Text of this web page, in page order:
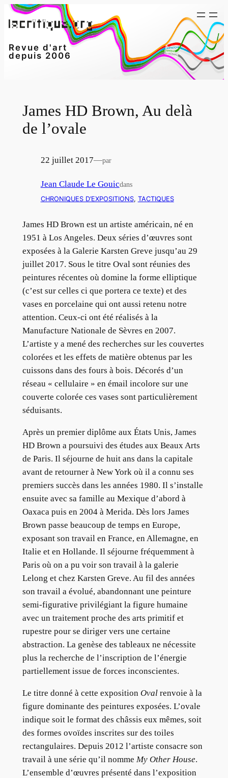
Aller
au
Revue d'art
depuis 2006
James HD Brown, Au delà
de l’ovale
22 juillet 2017—par
Jean Claude Le Gouicdans
CHRONIQUES D’EXPOSITIONS, TACTIQUES
James HD Brown est un artiste américain, né en
1951 à Los Angeles. Deux séries d’œuvres sont
exposées à la Galerie Karsten Greve jusqu’au 29
juillet 2017. Sous le titre Oval sont réunies des
peintures récentes où domine la forme elliptique
(c’est sur celles ci que portera ce texte) et des
vases en porcelaine qui ont aussi retenu notre
attention. Ceux-ci ont été réalisés à la
Manufacture Nationale de Sèvres en 2007.
L’artiste y a mené des recherches sur les couvertes
colorées et les effets de matière obtenus par les
cuissons dans des fours à bois. Décorés d’un
réseau « cellulaire » en émail incolore sur une
couverte colorée ces vases sont particulièrement
séduisants.
Après un premier diplôme aux États Unis, James
HD Brown a poursuivi des études aux Beaux Arts
de Paris. Il séjourne de huit ans dans la capitale
avant de retourner à New York où il a connu ses
premiers succès dans les années 1980. Il s’installe
ensuite avec sa famille au Mexique d’abord à
Oaxaca puis en 2004 à Merida. Dès lors James
Brown passe beaucoup de temps en Europe,
exposant son travail en France, en Allemagne, en
Italie et en Hollande. Il séjourne fréquemment à
Paris où on a pu voir son travail à la galerie
Lelong et chez Karsten Greve. Au fil des années
son travail a évolué, abandonnant une peinture
semi-figurative privilégiant la figure humaine
avec un traitement proche des arts primitif et
rupestre pour se diriger vers une certaine
abstraction. La genèse des tableaux ne nécessite
plus la recherche de l’inscription de l’énergie
partiellement issue de forces inconscientes.
Le titre donné à cette exposition Ovalrenvoie à la
figure dominante des peintures exposées. L’ovale
indique soit le format des châssis eux mêmes, soit
des formes ovoïdes inscrites sur des toiles
rectangulaires. Depuis 2012 l’artiste consacre son
travail à une série qu’il nomme My Other House.
L’ensemble d’œuvres présenté dans l’exposition